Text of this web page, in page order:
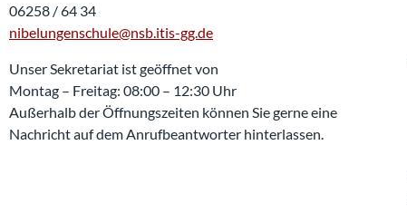
06258 / 64 34
nibelungenschule@nsb.itis-gg.de
Unser Sekretariat ist geöffnet von
Montag – Freitag: 08:00 – 12:30 Uhr
Außerhalb der Öffnungszeiten können Sie gerne eine
Nachricht auf dem Anrufbeantworter hinterlassen.